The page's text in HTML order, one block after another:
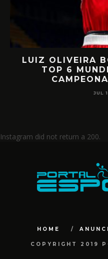
RETORNO EM
MIILLER E
JUL
Instagram did not return a 200.
HOME
COPYRIGHT 2019